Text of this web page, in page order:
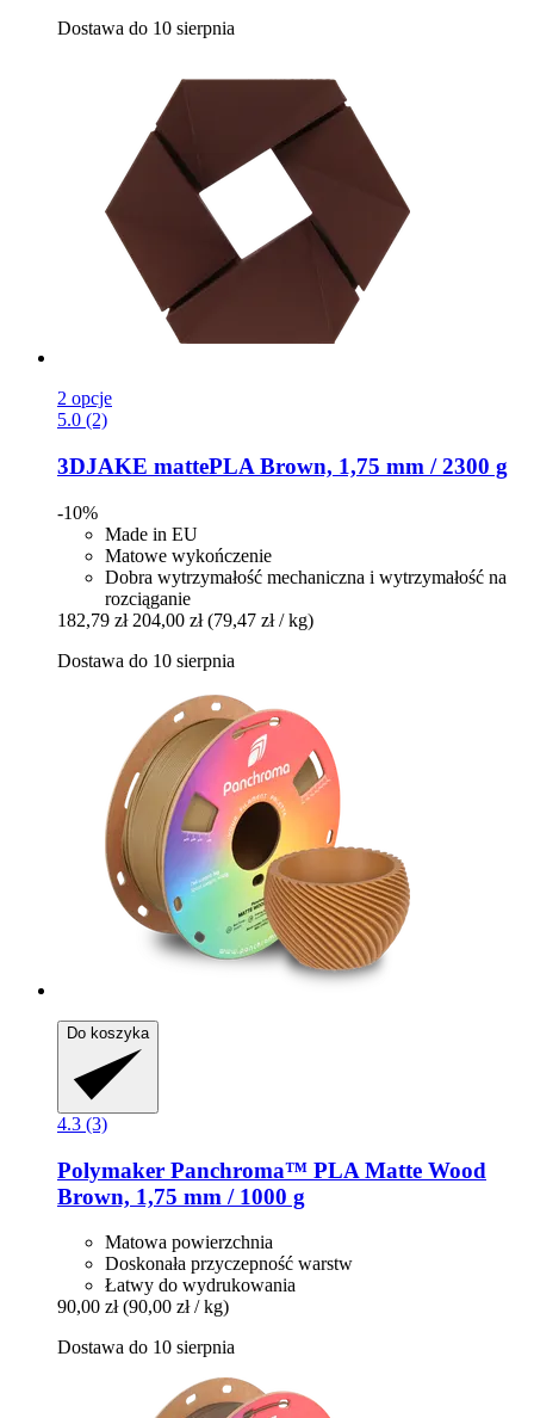
Dostawa do 10 sierpnia
2 opcje
5.0 (2)
3DJAKE mattePLA Brown, 1,75 mm / 2300 g
-10%
Made in EU
Matowe wykończenie
Dobra wytrzymałość mechaniczna i wytrzymałość na
rozciąganie
182,79 zł 204,00 zł (79,47 zł / kg)
Dostawa do 10 sierpnia
Do koszyka
4.3 (3)
Polymaker Panchroma™ PLA Matte Wood
Brown, 1,75 mm / 1000 g
Matowa powierzchnia
Doskonała przyczepność warstw
Łatwy do wydrukowania
90,00 zł (90,00 zł / kg)
Dostawa do 10 sierpnia